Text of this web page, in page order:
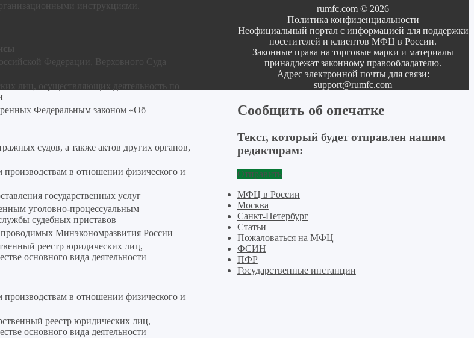
инструкциями.
Федерации, Верховного Суда
лиц, осуществляющих деятельность по
Федеральным законом «Об
судов, а также актов других органов,
в отношении физического и
государственных услуг
уголовно‑процессуальным
судебных приставов
проводимых Минэкономразвития России
реестр юридических лиц,
основного вида деятельности
в отношении физического и
реестр юридических лиц,
основного вида деятельности
rumfc.com © 2026
Политика конфиденциальности
Неофициальный портал с информацией для поддержки
посетителей и клиентов МФЦ в России.
Законные права на торговые марки и материалы
принадлежат законному правообладателю.
Адрес электронной почты для связи:
support@rumfc.com
Сообщить об опечатке
Текст, который будет отправлен нашим
редакторам:
Отправить
МФЦ в России
Москва
Санкт-Петербург
Статьи
Пожаловаться на МФЦ
ФСИН
ПФР
Государственные инстанции